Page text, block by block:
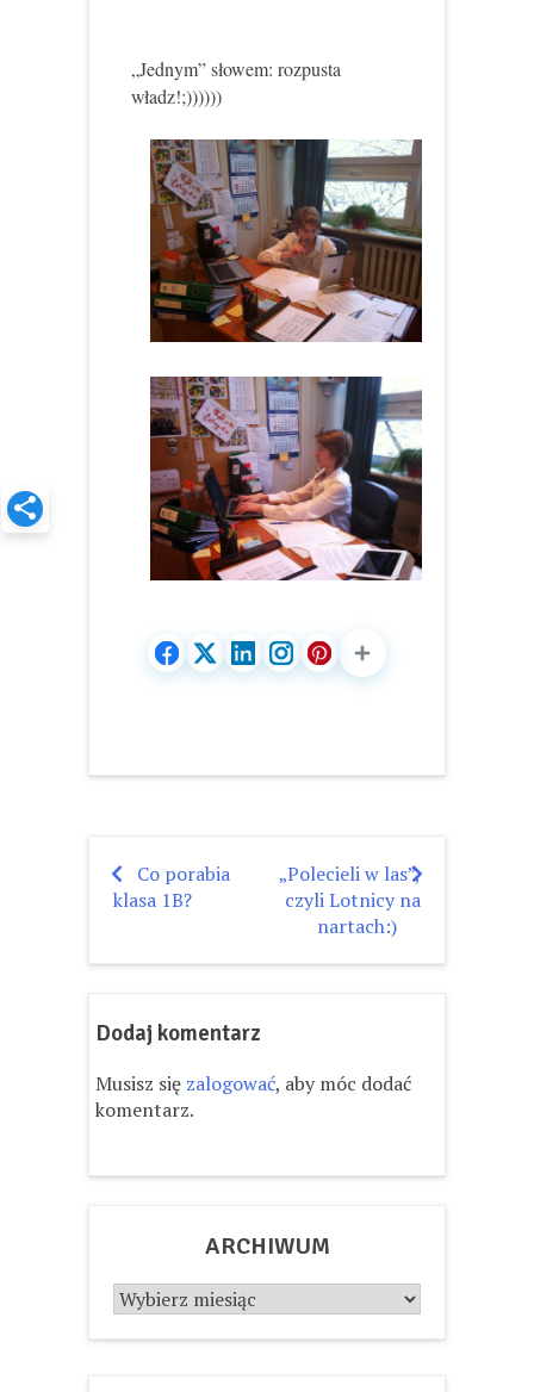
„Jednym” słowem: rozpusta
władz!;))))))
Nawigacja
Co porabia
klasa 1B?
„Polecieli w las”,
czyli Lotnicy na
nartach:)
Dodaj komentarz
Musisz się zalogować, aby móc dodać
komentarz.
ARCHIWUM
Archiwum